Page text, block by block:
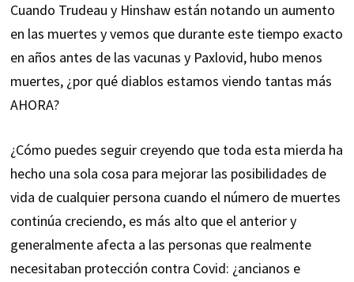
Cuando Trudeau y Hinshaw están notando un aumento
en las muertes y vemos que durante este tiempo exacto
en años antes de las vacunas y Paxlovid, hubo menos
muertes, ¿por qué diablos estamos viendo tantas más
AHORA?
¿Cómo puedes seguir creyendo que toda esta mierda ha
hecho una sola cosa para mejorar las posibilidades de
vida de cualquier persona cuando el número de muertes
continúa creciendo, es más alto que el anterior y
generalmente afecta a las personas que realmente
necesitaban protección contra Covid: ¿ancianos e